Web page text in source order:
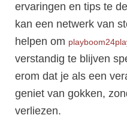
ervaringen en tips te
kan een netwerk van
helpen om
verstandig te blijven
erom dat je als een
geniet van gokken,
verliezen.